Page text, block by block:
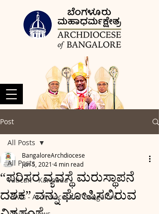
Post
All Posts
Vatican - Kannada
News - Archdiocese of Bangalore
All Posts
“ಪರಿಸರ ವ್ಯವಸ್ಥೆ ಮರುಸ್ಥಾಪನೆ
ದಶಕ” ವನ್ನು ಘೋಷಿಸಲಿರುವ
BangaloreArchdiocese
Jun 5, 2021 4 min read